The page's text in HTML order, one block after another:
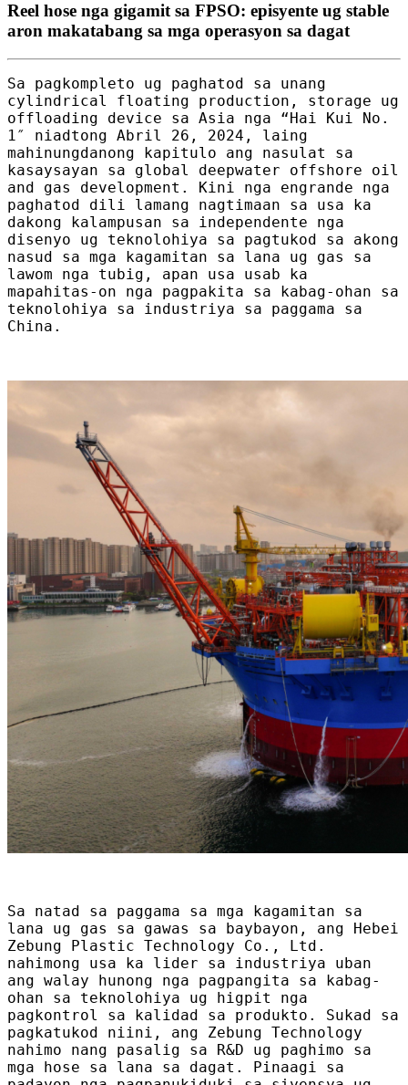
Reel hose nga gigamit sa FPSO: episyente ug stable
aron makatabang sa mga operasyon sa dagat
Sa pagkompleto ug paghatod sa unang
cylindrical floating production, storage ug
offloading device sa Asia nga “Hai Kui No.
1″ niadtong Abril 26, 2024, laing
mahinungdanong kapitulo ang nasulat sa
kasaysayan sa global deepwater offshore oil
and gas development. Kini nga engrande nga
paghatod dili lamang nagtimaan sa usa ka
dakong kalampusan sa independente nga
disenyo ug teknolohiya sa pagtukod sa akong
nasud sa mga kagamitan sa lana ug gas sa
lawom nga tubig, apan usa usab ka
mapahitas-on nga pagpakita sa kabag-ohan sa
teknolohiya sa industriya sa paggama sa
China.
Sa natad sa paggama sa mga kagamitan sa
lana ug gas sa gawas sa baybayon, ang Hebei
Zebung Plastic Technology Co., Ltd.
nahimong usa ka lider sa industriya uban
ang walay hunong nga pagpangita sa kabag-
ohan sa teknolohiya ug higpit nga
pagkontrol sa kalidad sa produkto. Sukad sa
pagkatukod niini, ang Zebung Technology
nahimo nang pasalig sa R&D ug paghimo sa
mga hose sa lana sa dagat. Pinaagi sa